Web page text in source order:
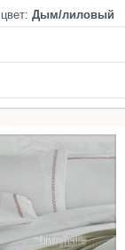
Дым/лиловый